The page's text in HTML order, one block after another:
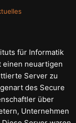
für Informatik
einen neuartigen
Server zu
des Secure
über
Unternehmen